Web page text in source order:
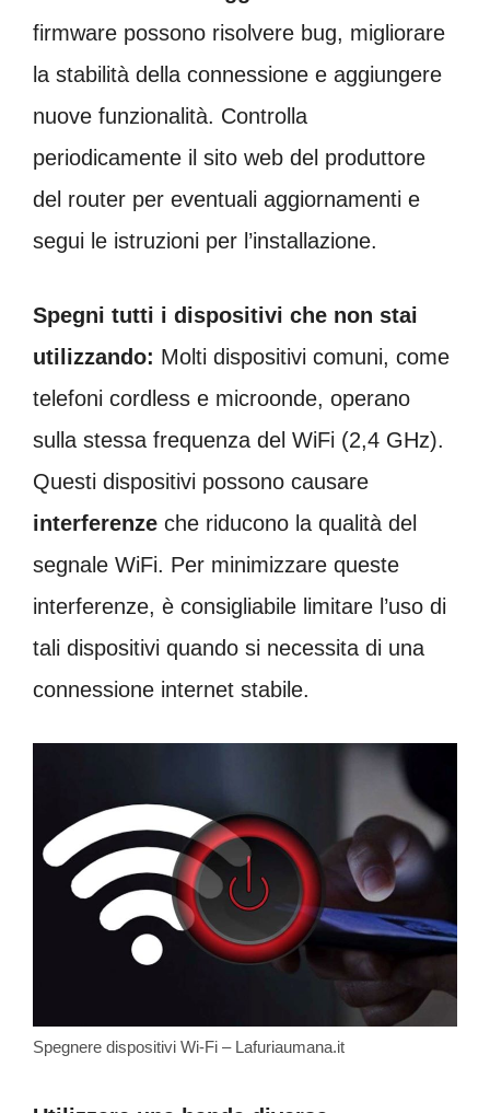
firmware possono risolvere bug, migliorare
la stabilità della connessione e aggiungere
nuove funzionalità. Controlla
periodicamente il sito web del produttore
del router per eventuali aggiornamenti e
segui le istruzioni per l’installazione.
Spegni tutti i dispositivi che non stai
utilizzando: Molti dispositivi comuni, come
telefoni cordless e microonde, operano
sulla stessa frequenza del WiFi (2,4 GHz).
Questi dispositivi possono causare
interferenze che riducono la qualità del
segnale WiFi. Per minimizzare queste
interferenze, è consigliabile limitare l’uso di
tali dispositivi quando si necessita di una
connessione internet stabile.
Spegnere dispositivi Wi-Fi – Lafuriaumana.it